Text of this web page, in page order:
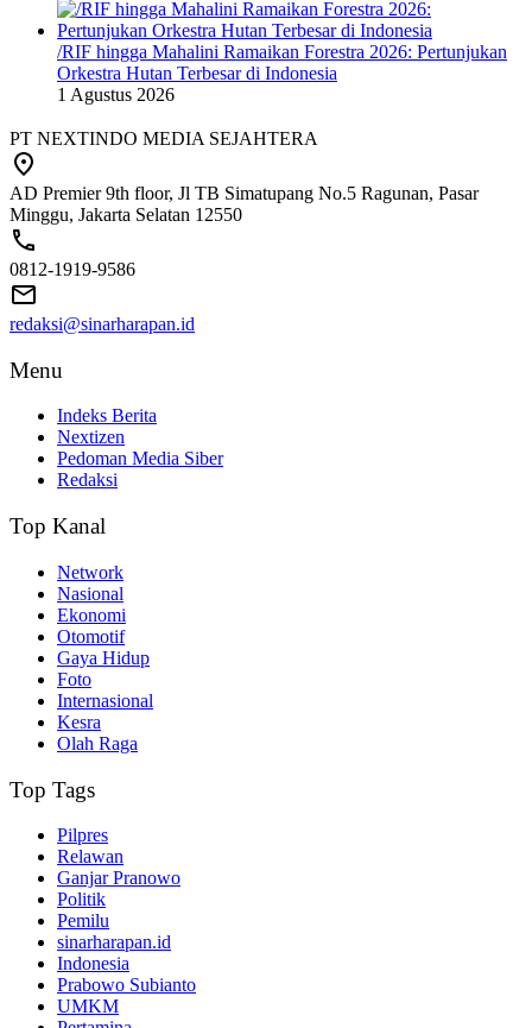
/RIF hingga Mahalini Ramaikan Forestra 2026: Pertunjukan
Orkestra Hutan Terbesar di Indonesia
1 Agustus 2026
PT NEXTINDO MEDIA SEJAHTERA
AD Premier 9th floor, Jl TB Simatupang No.5 Ragunan, Pasar
Minggu, Jakarta Selatan 12550
0812-1919-9586
redaksi@sinarharapan.id
Menu
Indeks Berita
Nextizen
Pedoman Media Siber
Redaksi
Top Kanal
Network
Nasional
Ekonomi
Otomotif
Gaya Hidup
Foto
Internasional
Kesra
Olah Raga
Top Tags
Pilpres
Relawan
Ganjar Pranowo
Politik
Pemilu
sinarharapan.id
Indonesia
Prabowo Subianto
UMKM